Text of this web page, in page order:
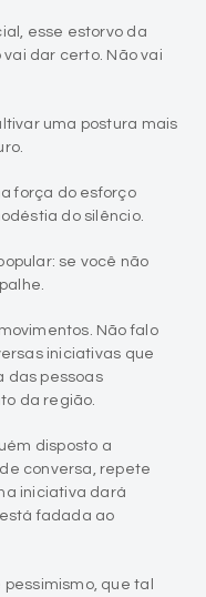
esse estorvo da
dar certo. Não vai
uma postura mais
força do esforço
do silêncio.
se você não
Não falo
iniciativas que
das pessoas
da região.
disposto a
conversa, repete
iniciativa dará
fadada ao
que tal